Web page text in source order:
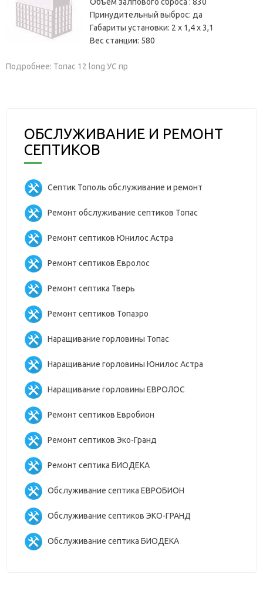
Принудительный выброс: да
Габариты установки: 2 х 1,4 х 3,1
Вес станции: 580
Подробнее: Топас 12 long УС пр
ОБСЛУЖИВАНИЕ И РЕМОНТ
СЕПТИКОВ
Септик Тополь обслуживание и ремонт
Ремонт обслуживание септиков Топас
Ремонт септиков Юнилос Астра
Ремонт септиков Евролос
Ремонт септика Тверь
Ремонт септиков Топаэро
Наращивание горловины Топас
Наращивание горловины Юнилос Астра
Наращивание горловины ЕВРОЛОС
Ремонт септиков Евробион
Ремонт септиков Эко-Гранд
Ремонт септика БИОДЕКА
Обслуживание септика ЕВРОБИОН
Обслуживание септиков ЭКО-ГРАНД
Обслуживание септика БИОДЕКА